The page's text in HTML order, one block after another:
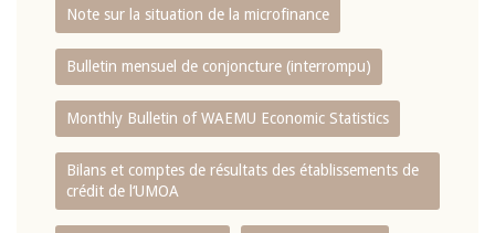
Note sur la situation de la microfinance
Bulletin mensuel de conjoncture (interrompu)
Monthly Bulletin of WAEMU Economic Statistics
Bilans et comptes de résultats des établissements de
crédit de l‘UMOA